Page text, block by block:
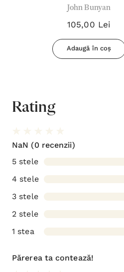
Partea I - John Bunyan
John Bunyan
105,00 Lei
Adaugă în coș
Rating
NaN (0 recenzii)
5 stele
4 stele
3 stele
2 stele
1 stea
Părerea ta contează!